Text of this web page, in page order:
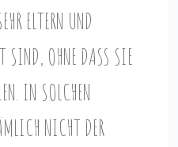
ELTERN UND FA
OHNE DASS SIE ES
SOLCHEN MO
NICHT DER VE